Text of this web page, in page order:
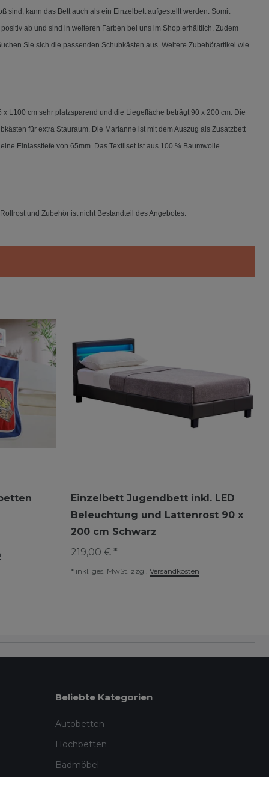
sind, kann das Bett auch als ein Einzelbett aufgestellt werden. Somit
ab und sind in weiteren Farben bei uns im Shop erhältlich. Zudem
Sie sich die passenden Schubkästen aus. Weitere Zubehörartikel wie
L100 cm sehr platzsparend und die Liegefläche beträgt 90 x 200 cm. Die
für extra Stauraum. Die Marianne ist mit dem Auszug als Zusatzbett
Einlasstiefe von 65mm. Das Textilset ist aus 100 % Baumwolle
und Zubehör ist nicht Bestandteil des Angebotes.
Einzelbett Jugendbett inkl. LED
Beleuchtung und Lattenrost 90 x
200 cm Schwarz
219,00 € *
* inkl. ges. MwSt. zzgl. Versandkosten
Beliebte Kategorien
Autobetten
Hochbetten
Badmöbel